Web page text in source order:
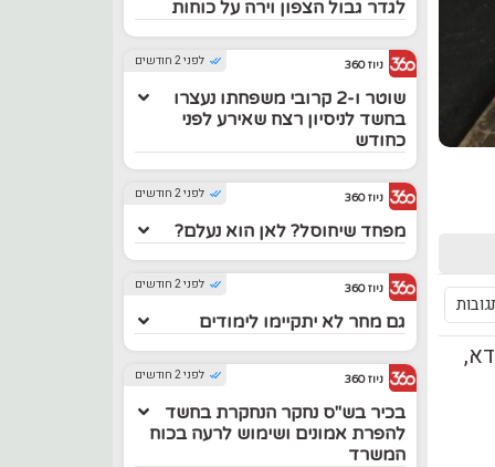
לגדר גבול הצפון וירה על כוחות
לפני 2 חודשים ניוז 360
שוטר ו-2 קרובי משפחתו נעצרו
בחשד לניסיון רצח שאירע לפני
כחודש
לפני 2 חודשים ניוז 360
מפחד שיחוסל? לאן הוא נעלם?
לפני 2 חודשים ניוז 360
גם מחר לא יתקיימו לימודים
לפני 2 חודשים ניוז 360
בכיר בש"ס נחקר הנחקרת בחשד
להפרת אמונים ושימוש לרעה בכוח
המשרד